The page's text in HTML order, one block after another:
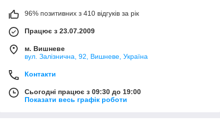
96% позитивних з 410 відгуків за рік
Працює з 23.07.2009
м. Вишневе
вул. Залізнична, 92, Вишневе, Україна
Контакти
Сьогодні працює з 09:30 до 19:00
Показати весь графік роботи